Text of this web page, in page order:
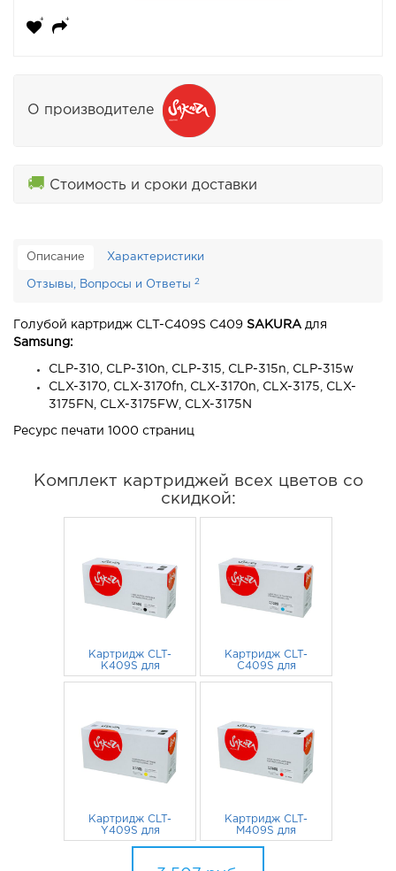
О производителе
🚚 Стоимость и сроки доставки
Описание Характеристики
Отзывы, Вопросы и Ответы 2
Голубой картридж CLT-C409S C409 SAKURA для
Samsung:
CLP-310, CLP-310n, CLP-315, CLP-315n, CLP-315w
CLX-3170, CLX-3170fn, CLX-3170n, CLX-3175, CLX-
3175FN, CLX-3175FW, CLX-3175N
Ресурс печати 1000 страниц
Комплект картриджей всех цветов со
скидкой:
Картридж CLT-
K409S для
Samsung CLP-310,
Картридж CLT-
C409S для
Samsung CLP-310,
Картридж CLT-
Y409S для
Samsung CLP-310,
CLX-3170 желтый
Картридж CLT-
M409S для
Samsung CLP-310,